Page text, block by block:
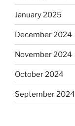
January 2025
December 2024
November 2024
October 2024
September 2024